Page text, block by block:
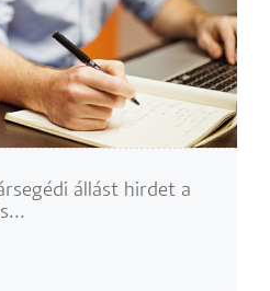
állást hirdet a